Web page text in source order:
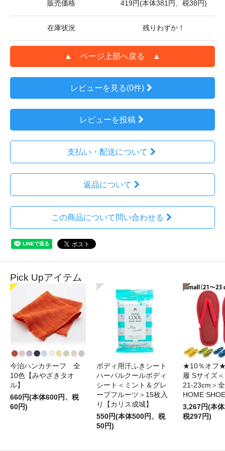
販売価格 419円(本体381円、税38円)
在庫状況 残りわずか！
▲ ページ上部へ戻る ▲
レビューを見る(0件)
レビューを投稿
支払い・配送について
返品について
この商品について問い合わせる
Pick Upアイテム
今治ハンカチーフ 全
10色【みやざきタオ
ル】
660円(本体600円、税
60円)
ボディ用汗ふきシート
ハーバルクールボディ
シート＜ミント＆グレ
ープフルーツ＞15枚入
り【カリス成城】
550円(本体500円、税
50円)
★10％オフ
履 Sサイズ
21-23cm＞
HOME
3,267円(本
税297円)